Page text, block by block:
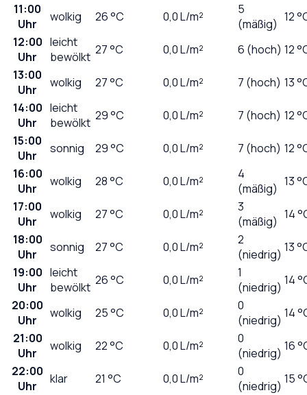
11:00
Uhr
wolkig 26°C 0,0L/m²
5
(mäßig) 12
12:00
Uhr
leicht
bewölkt 27°C 0,0L/m² 6 (hoch) 12
13:00
Uhr
wolkig 27°C 0,0L/m² 7 (hoch) 13
14:00
Uhr
leicht
bewölkt 29°C 0,0L/m² 7 (hoch) 12
15:00
Uhr
sonnig 29°C 0,0L/m² 7 (hoch) 12
16:00
Uhr
wolkig 28°C 0,0L/m²
4
(mäßig) 13
17:00
Uhr
wolkig 27°C 0,0L/m²
3
(mäßig) 14
18:00
Uhr
sonnig 27°C 0,0L/m²
2
(niedrig) 13
19:00
Uhr
leicht
bewölkt 26°C 0,0L/m²
1
(niedrig) 14
20:00
Uhr
wolkig 25°C 0,0L/m²
0
(niedrig) 14
21:00
Uhr
wolkig 22°C 0,0L/m²
0
(niedrig) 16
22:00
Uhr
klar 21 °C 0,0L/m²
0
(niedrig) 15